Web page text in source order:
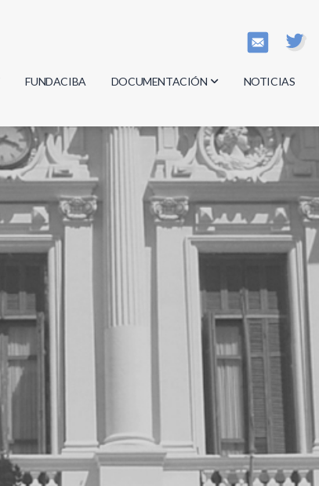
FUNDACIBA DOCUMENTACIÓN
Actas
Reglamentos
Documentos
NOTICIAS